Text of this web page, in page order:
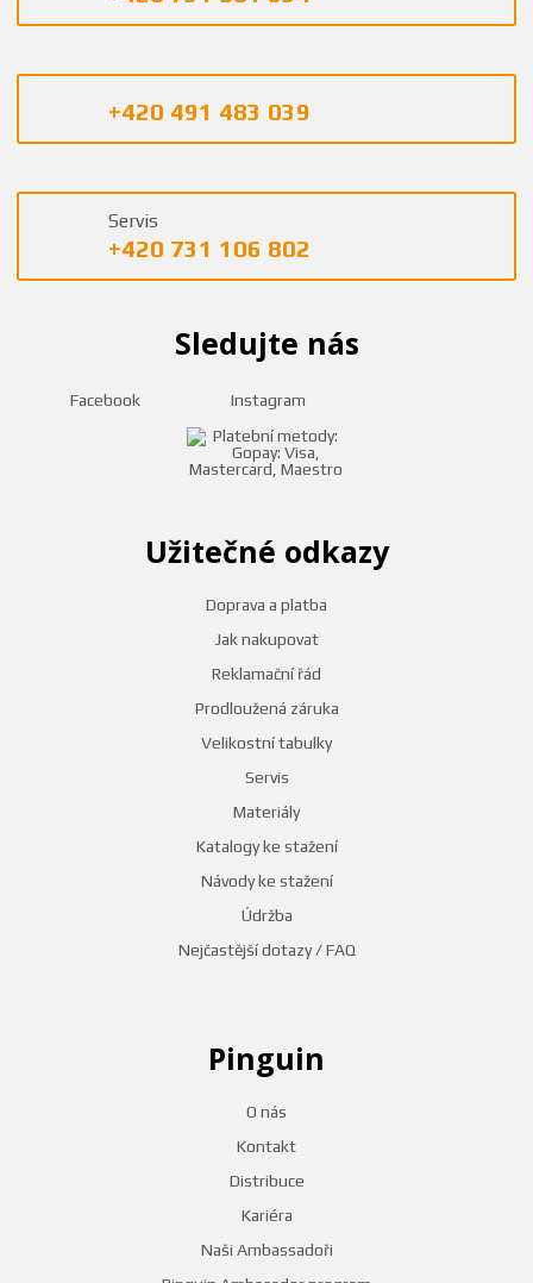
Užitečné odkazy
Doprava a platba
Jak nakupovat
Reklamační řád
Prodloužená záruka
Velikostní tabulky
Servis
Materiály
Katalogy ke stažení
Návody ke stažení
Údržba
Nejčastější dotazy / FAQ
Pinguin
O nás
Kontakt
Distribuce
Kariéra
Naši Ambassadoři
+420 491 483 039
Servis
+420 731 106 802
Sledujte nás
Facebook Instagram